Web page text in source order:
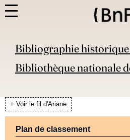
Bibliographie historique
Bibliothèque nationale
+ Voir le fil d'Ariane
Plan de classement